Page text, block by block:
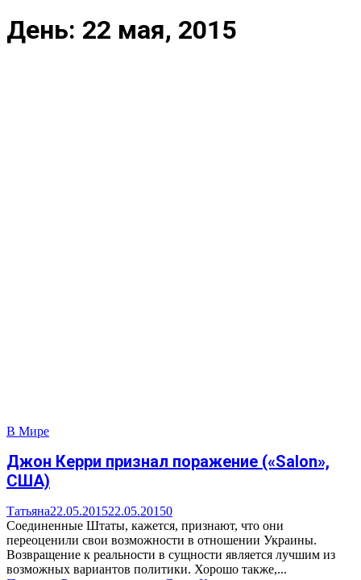
День: 22 мая, 2015
В Мире
Джон Керри признал поражение («Salon»,
США)
Татьяна22.05.201522.05.20150
Соединенные Штаты, кажется, признают, что они
переоценили свои возможности в отношении Украины.
Возвращение к реальности в сущности является лучшим из
возможных вариантов политики. Хорошо также,...